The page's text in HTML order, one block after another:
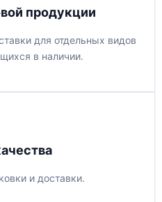
продукции
для отдельных видов
в наличии.
и доставки.